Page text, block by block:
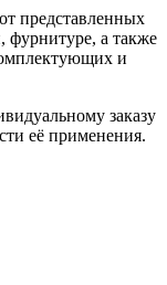
представленных
фурнитуре, а также
и
заказу
её применения.